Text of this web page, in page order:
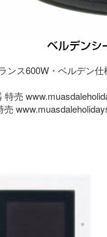
ンス600W・ベルデン仕